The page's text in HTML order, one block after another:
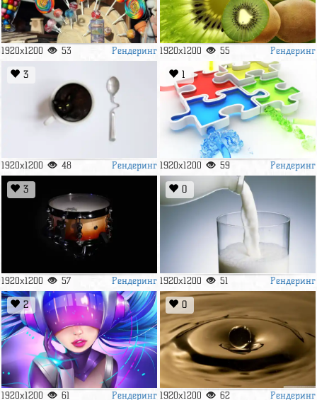
1920x1200 53 Рендеринг 1920x1200 55 Рендеринг
3
1920x1200 48 Рендеринг
1
1920x1200 59 Рендеринг
3
1920x1200 57 Рендеринг
0
1920x1200 51 Рендеринг
2
1920x1200 61 Рендеринг
0
1920x1200 62 Рендеринг